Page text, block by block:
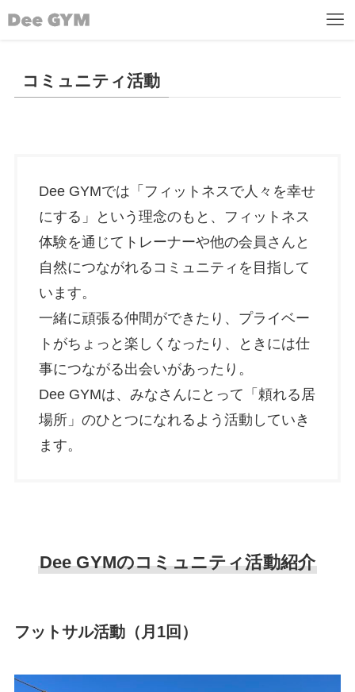
コミュニティ活動
Dee GYMでは「フィットネスで人々を幸せ
にする」という理念のもと、フィットネス
体験を通じてトレーナーや他の会員さんと
自然につながれるコミュニティを目指して
います。
一緒に頑張る仲間ができたり、プライベー
トがちょっと楽しくなったり、ときには仕
事につながる出会いがあったり。
Dee GYMは、みなさんにとって「頼れる居
場所」のひとつになれるよう活動していき
ます。
Dee GYMのコミュニティ活動紹介
フットサル活動（月1回）